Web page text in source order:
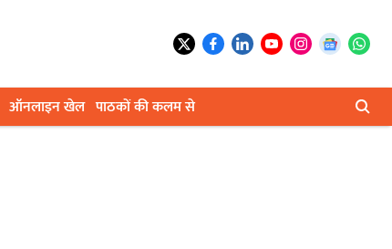
ऑनलाइन खेल पाठकों की कलम से